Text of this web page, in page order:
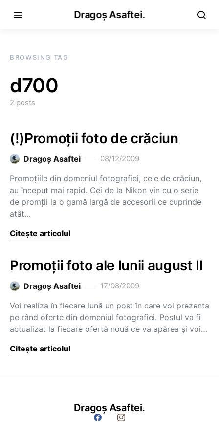
Dragoș Asaftei.
BROWSING TAG
d700
2 posts
(!)Promoții foto de crăciun
Dragoş Asaftei 08/12/2009
Promoţiile din domeniul fotografiei, cele de crăciun,
au început mai rapid. Cei de la Nikon vin cu o serie
de promţii la o gamă largă de accesorii ce cuprinde
atât…
Citește articolul
Promoţii foto ale lunii august II
Dragoş Asaftei 17/08/2009
Voi realiza în fiecare lună un post în care voi prezenta
pe rând oferte din domeniul fotografiei. Postul va fi
actualizat la fiecare ofertă nouă ce va apărea şi voi…
Citește articolul
Dragoș Asaftei.